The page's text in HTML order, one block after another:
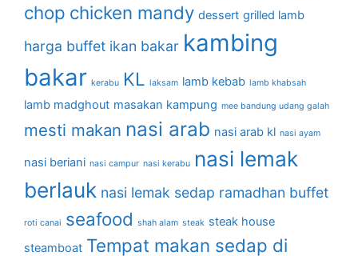
chop chicken mandy dessert grilled lamb
harga buffet ikan bakar kambing
bakar kerabu KL laksam lamb kebab lamb khabsah
lamb madghout masakan kampung mee bandung udang galah
mesti makan nasi arab nasi arab kl nasi ayam
nasi beriani nasi campur nasi kerabu nasi lemak
berlauk nasi lemak sedap ramadhan buffet
roti canai seafood shah alam steak steak house
steamboat Tempat makan sedap di